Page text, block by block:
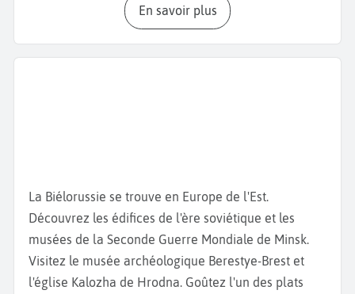
au centre, laCathédrale Sainte-Marie
encore l'Hôtel de Ville. Visitez ensuite le
biélorusse de la Grande Guerre patriotique, qui
d'objets et de monuments sur l'histoire et la culture
locale de Minsk. Un peu plus loin se trouve
également lemusée des beaux-arts de Biélorussie
qui expose des œuvres d'artistes célèbres comme
les peintures de V. Volkov et de Y. Pen. Baladez-vous
En savoir plus
La Biélorussie se trouve en Europe de l'Est.
Découvrez les édifices de l'ère soviétique et les
musées de la Seconde Guerre Mondiale de Minsk.
Visitez le musée archéologique Berestye-Brest et
l'église Kalozha de Hrodna. Goûtez l'un des plats